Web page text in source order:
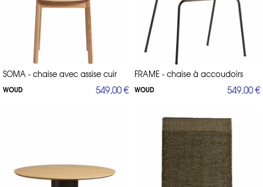
SOMA - chaise avec assise cuir
WOUD 549,00 €
FRAME - chaise à accoudoirs
WOUD 549,00 €